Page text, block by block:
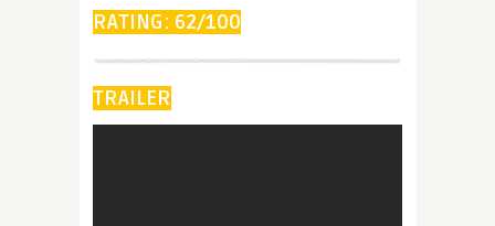
RATING: 62/100
TRAILER